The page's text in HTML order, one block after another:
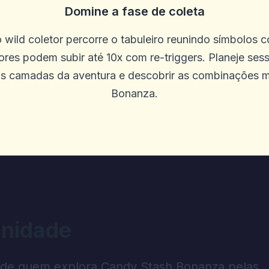
Domine a fase de coleta
wild coletor percorre o tabuleiro reunindo símbolos
podem subir até 10x com re-triggers. Planeje
camadas da aventura e descobrir as combinações
Bonanza.
setembro. Funcionários adoráveis,
a quem deseja uma boa
ao New York Hotel de Nova York,
antes de ficar entediado